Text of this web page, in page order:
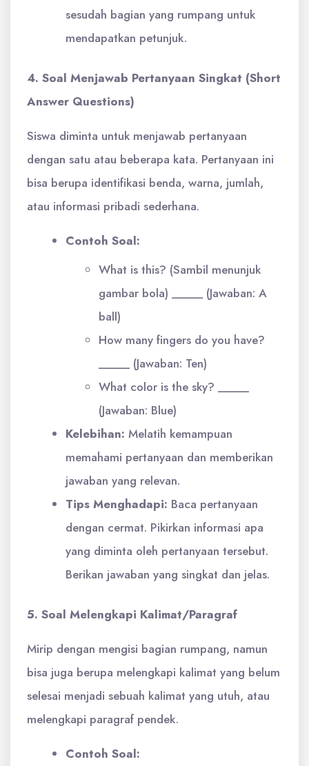
sesudah bagian yang rumpang untuk
mendapatkan petunjuk.
4. Soal Menjawab Pertanyaan Singkat (Short
Answer Questions)
Siswa diminta untuk menjawab pertanyaan
dengan satu atau beberapa kata. Pertanyaan ini
bisa berupa identifikasi benda, warna, jumlah,
atau informasi pribadi sederhana.
Contoh Soal:
What is this? (Sambil menunjuk
gambar bola) _____ (Jawaban: A
ball)
How many fingers do you have?
_____ (Jawaban: Ten)
What color is the sky? _____
(Jawaban: Blue)
Kelebihan: Melatih kemampuan
memahami pertanyaan dan memberikan
jawaban yang relevan.
Tips Menghadapi: Baca pertanyaan
dengan cermat. Pikirkan informasi apa
yang diminta oleh pertanyaan tersebut.
Berikan jawaban yang singkat dan jelas.
5. Soal Melengkapi Kalimat/Paragraf
Mirip dengan mengisi bagian rumpang, namun
bisa juga berupa melengkapi kalimat yang belum
selesai menjadi sebuah kalimat yang utuh, atau
melengkapi paragraf pendek.
Contoh Soal: